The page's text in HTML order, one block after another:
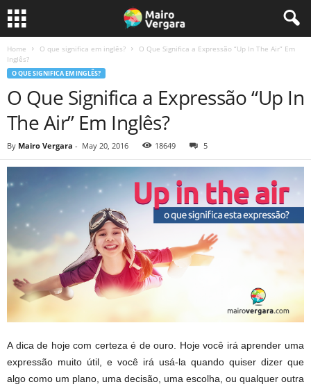
Home O que significa em inglês?
O Que Significa a Expressão “Up In The Air” Em
Inglês?
O QUE SIGNIFICA EM INGLÊS?
O Que Significa a Expressão “Up In
The Air” Em Inglês?
By Mairo Vergara - May 20, 2016 18649 5
A dica de hoje com certeza é de ouro. Hoje você irá aprender uma
expressão muito útil, e você irá usá-la quando quiser dizer que
algo como um plano, uma decisão, uma escolha, ou qualquer outra